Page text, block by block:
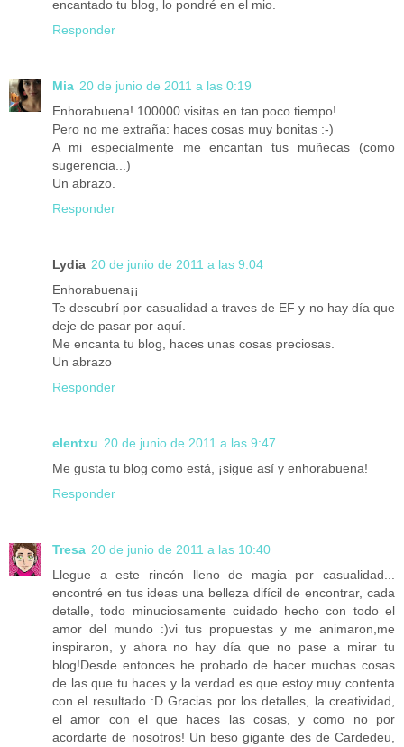
encantado tu blog, lo pondré en el mio.
Responder
Mia 20 de junio de 2011 a las 0:19
Enhorabuena! 100000 visitas en tan poco tiempo!
Pero no me extraña: haces cosas muy bonitas :-)
A mi especialmente me encantan tus muñecas (como
sugerencia...)
Un abrazo.
Responder
Lydia 20 de junio de 2011 a las 9:04
Enhorabuena¡¡
Te descubrí por casualidad a traves de EF y no hay día que
deje de pasar por aquí.
Me encanta tu blog, haces unas cosas preciosas.
Un abrazo
Responder
elentxu 20 de junio de 2011 a las 9:47
Me gusta tu blog como está, ¡sigue así y enhorabuena!
Responder
Tresa 20 de junio de 2011 a las 10:40
Llegue a este rincón lleno de magia por casualidad...
encontré en tus ideas una belleza difícil de encontrar, cada
detalle, todo minuciosamente cuidado hecho con todo el
amor del mundo :)vi tus propuestas y me animaron,me
inspiraron, y ahora no hay día que no pase a mirar tu
blog!Desde entonces he probado de hacer muchas cosas
de las que tu haces y la verdad es que estoy muy contenta
con el resultado :D Gracias por los detalles, la creatividad,
el amor con el que haces las cosas, y como no por
acordarte de nosotros! Un beso gigante des de Cardedeu,